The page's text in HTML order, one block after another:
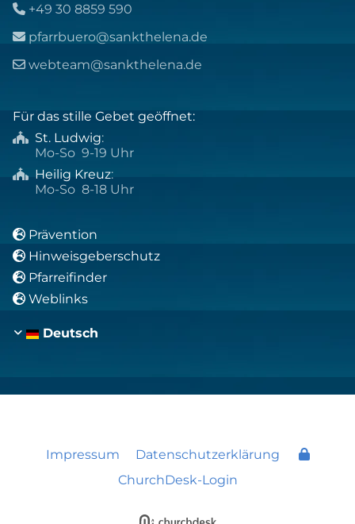
 +49 30 8859 590
 pfarrbuero@sankthelena.de
 webteam@sankthelena.de
Für das stille Gebet geöffnet:
 St. Ludwig:
Mo-So 9-19 Uhr
 Heilig Kreuz:
Mo-So 8-18 Uhr
 Prävention
 Hinweisgeberschutz
 Pfarreifinder
 Weblinks
Deutsch
Impressum
Datenschutzerklärung
ChurchDesk-Login